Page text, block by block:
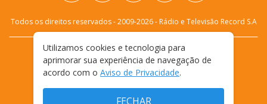
Todos os direitos reservados - 2009-2026- Rádio e Televisão Record S.A
FALE CONOSCO
PRIVACIDADE
TERMOS E CONDIÇÕES DE USO
Utilizamos cookies e tecnologia para
aprimorar sua experiência de navegação de
acordo com o Aviso de Privacidade.
FECHAR